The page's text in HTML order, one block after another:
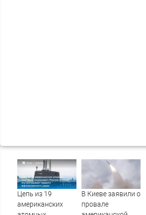
Цепь из 19
американских
В Киеве заявили о
провале